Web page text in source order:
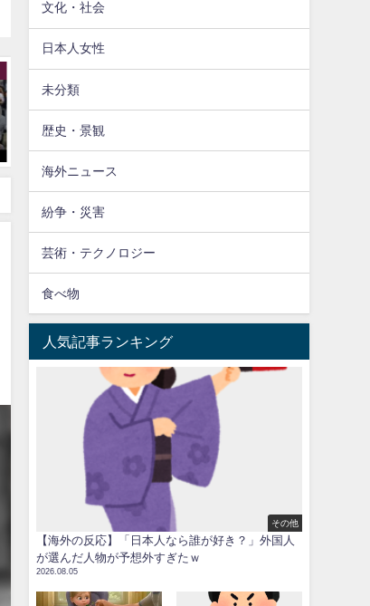
スポーツ
ドジャース大谷翔平、アストロズ
を制圧する奪三振ショーにファン
驚愕！
物体を撃墜
文化・社会
日本人女性
未分類
歴史・景観
海外ニュース
紛争・災害
芸術・テクノロジー
食べ物
人気記事ランキング
その他
【海外の反応】「日本人なら誰が好き？」外国人
が選んだ人物が予想外すぎたｗ
2026.08.05